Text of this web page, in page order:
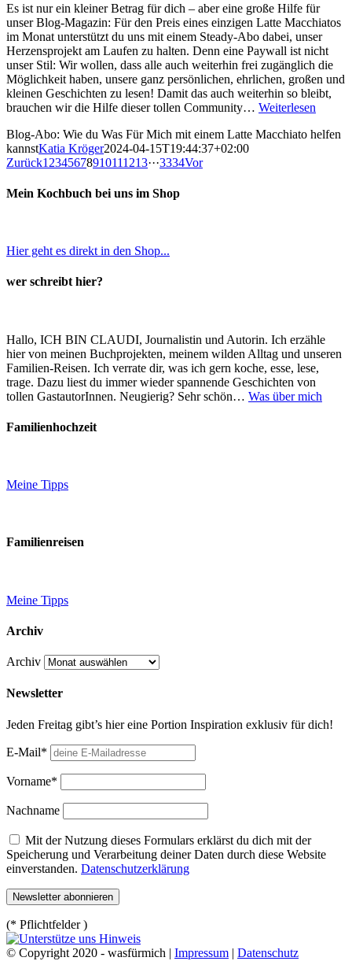
Es ist nur ein kleiner Betrag für dich – aber eine große Hilfe für
unser Blog-Magazin: Für den Preis eines einzigen Latte Macchiatos
im Monat unterstützt du uns mit einem Steady-Abo dabei, unser
Herzensprojekt am Laufen zu halten. Denn eine Paywall ist nicht
unser Stil: Wir wollen, dass alle auch weiterhin frei zugänglich die
Möglichkeit haben, unsere ganz persönlichen, ehrlichen, großen und
kleinen Geschichten zu lesen! Damit das auch weiterhin so bleibt,
brauchen wir die Hilfe dieser tollen Community… Weiterlesen
Blog-Abo: Wie du Was Für Mich mit einem Latte Macchiato helfen
kannstKatia Kröger2024-04-15T19:44:37+02:00
Zurück1 2345678910111213···3334Vor
Mein Kochbuch bei uns im Shop
Hier geht es direkt in den Shop...
wer schreibt hier?
Hallo, ICH BIN CLAUDI, Journalistin und Autorin. Ich erzähle
hier von meinen Buchprojekten, meinem wilden Alltag und unseren
Familien-Reisen. Ich verrate dir, was ich gern koche, esse, lese,
trage. Dazu liest du immer wieder spannende Geschichten von
tollen GastautorInnen. Neugierig? Sehr schön… Was über mich
Familienhochzeit
Meine Tipps
Familienreisen
Meine Tipps
Archiv
Archiv
Newsletter
Jeden Freitag gibt’s hier eine Portion Inspiration exklusiv für dich!
E-Mail*
Vorname*
Nachname
Mit der Nutzung dieses Formulars erklärst du dich mit der
Speicherung und Verarbeitung deiner Daten durch diese Website
einverstanden. Datenschutzerklärung
(* Pflichtfelder )
© Copyright 2020 - wasfürmich | Impressum | Datenschutz